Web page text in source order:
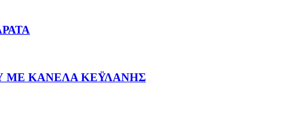
ΜΕ ΚΑΝΕΛΑ ΚΕΫΛΑΝΗΣ